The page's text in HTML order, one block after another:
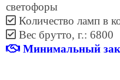
светофоры
Количество ламп в
Вес брутто, г.: 6800
Минимальный